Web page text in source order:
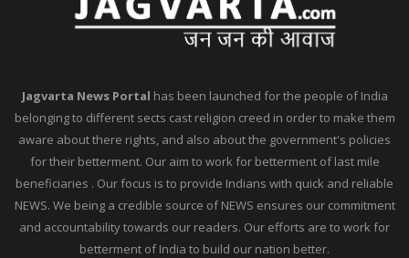
Jagvarta News Portal has been launched for the people of India
belonging to different sects cast religion creed in order to make them
aware about there rights, and also about the government's policies
for their betterment. Our aim to work for betterment of last mile
beneficiaries . Our focus is to provide Indians with quick and reliable
NEWS. We being a credible source of NEWS ensures our commitment
and accountability towards our readers. Our efforts are to work for
betterment of India to build our nation better.